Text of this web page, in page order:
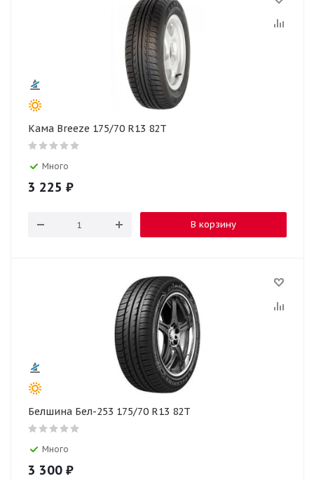
Кама Breeze 175/70 R13 82T
Много
3 225 ₽
В корзину
Белшина Бел-253 175/70 R13 82T
Много
3 300 ₽